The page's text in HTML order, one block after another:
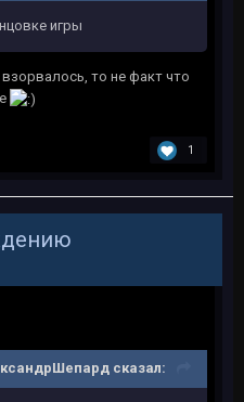
игры
то не факт что
1
сказал: